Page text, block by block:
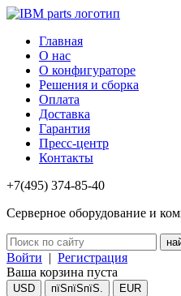
Главная
О нас
О конфигураторе
Решения и сборка
Оплата
Доставка
Гарантия
Пресс-центр
Контакты
+7(495) 374-85-40
Серверное оборудование и
Войти | Регистрация
Ваша корзина пуста
USD пїЅпїЅпїЅ. EUR